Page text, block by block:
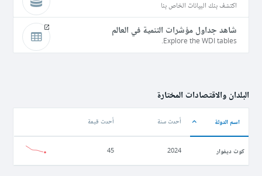
اكتشف بنك البيانات الخاص بنا
شاهد جداول مؤشرات التنمية في العالم
Explore the WDI tables.
البلدان والاقتصادات المختارة
اسم الدولة أحدث سنة أحدث قيمة
كوت ديفوار 2024
45